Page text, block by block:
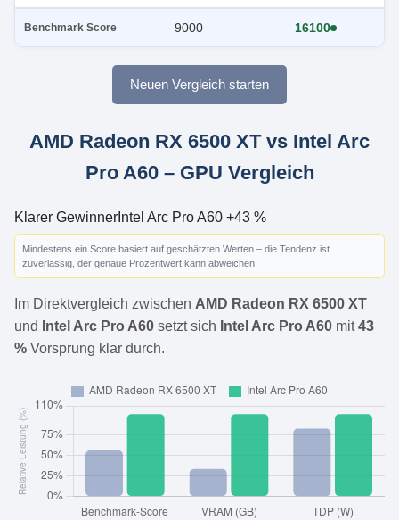
Benchmark Score 9000 16100
Neuen Vergleich starten
AMD Radeon RX 6500 XT vs Intel Arc
Pro A60 – GPU Vergleich
Klarer Gewinner Intel Arc Pro A60 +43 %
Mindestens ein Score basiert auf geschätzten Werten – die Tendenz ist
zuverlässig, der genaue Prozentwert kann abweichen.
Im Direktvergleich zwischen AMD Radeon RX 6500 XT
und
Intel Arc Pro A60 setzt sich Intel Arc Pro A60 mit43
% Vorsprung klar durch.